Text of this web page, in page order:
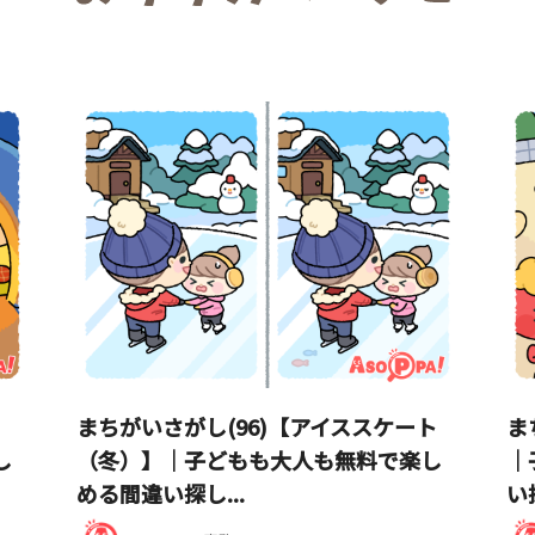
まちがいさがし(96)【アイススケート
（冬）】｜子どもも大人も無料で楽し
める間違い探し...